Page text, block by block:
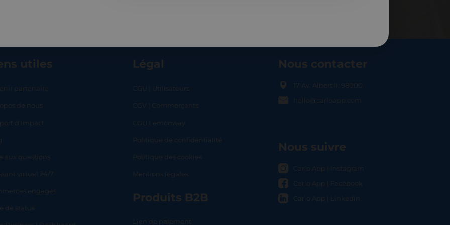
utiles
partenaire
de nous
d’impact
aux questions
virtuel 24/7
engagés
de status
Légal
CGU | Utilisateurs
CGV | Commerçants
CGU Lemonway
Politique de confidentialité
Politique des cookies
Mentions légales
Produits B2B
Lien de paiement
Nous contacter
17 Av. Albert II, 98000
hello@carloapp.com
Nous suivre
Carlo App | Instagram
Carlo App | Facebook
Carlo App | Linkedin
SHOPLOCAL